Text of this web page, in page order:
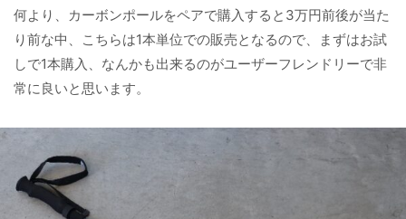
何より、カーボンポールをペアで購入すると3万円前後が当た
り前な中、こちらは1本単位での販売となるので、まずはお試
しで1本購入、なんかも出来るのがユーザーフレンドリーで非
常に良いと思います。